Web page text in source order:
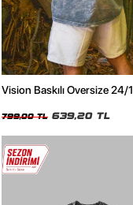
Vision Baskılı Oversize 24/1
799,00 TL 639,20 TL